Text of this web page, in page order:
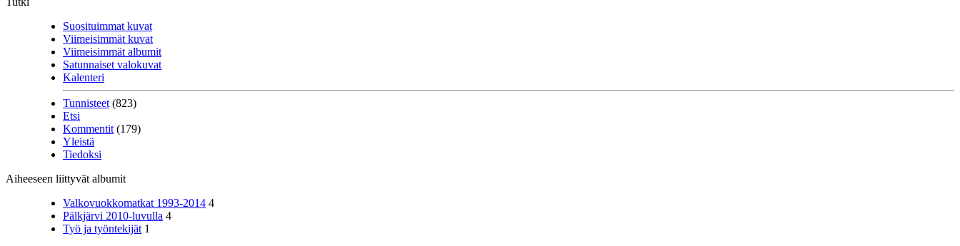
Suosituimmat kuvat
Viimeisimmät kuvat
Viimeisimmät albumit
Satunnaiset valokuvat
Kalenteri
Tunnisteet (823)
Etsi
Kommentit (179)
Yleistä
Tiedoksi
Aiheeseen liittyvät albumit
Valkovuokkomatkat 1993-2014 4
Pälkjärvi 2010-luvulla 4
Työ ja työntekijät 1